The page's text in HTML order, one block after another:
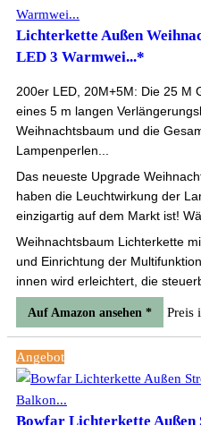
Lichterkette Außen
LED 3 Warmwei...*
200er LED, 20M+5M: Die 25 M
eines 5 m langen
Weihnachtsbaum und die
Lampenperlen...
Das neueste Upgrade
haben die Leuchtwirkung der
einzigartig auf dem Markt ist!
Weihnachtsbaum Lichterkette
und Einrichtung der
innen wird erleichtert, die
Auf Amazon ansehen * Preis
Angebot
Bowfar Lichterkette Außen